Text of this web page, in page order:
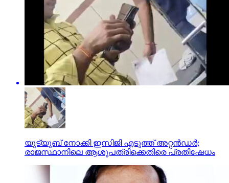
യൂട്യൂബ് നോക്കി ഇസിജി എടുത്ത് അറ്റന്‍ഡര്‍;
രാജസ്ഥാനിലെ ആശുപത്രിക്കെതിരെ പ്രതിഷേധം